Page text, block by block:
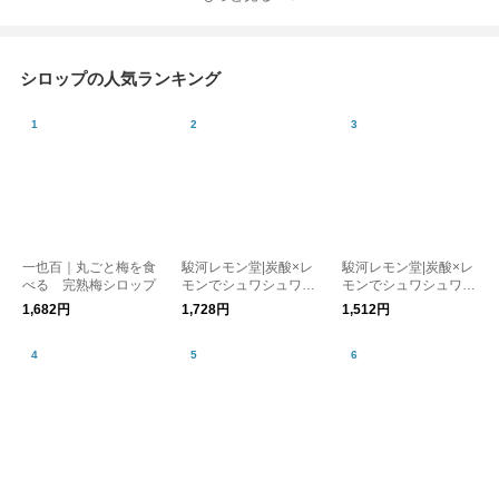
ルナッツ ピスタチオ
シロップの人気ランキング
一也百｜丸ごと梅を食
べる 完熟梅シロップ
1,682円
駿河レモン堂|炭酸×レ
モンでシュワシュワっ
と 虹色レモンシロッ
プ 瓶(400g) kurashis
1,728円
駿河レモン堂|炭酸×レ
モンでシュワシュワっ
と 虹色レモンシロッ
プ パウチ(300g)
1,512円